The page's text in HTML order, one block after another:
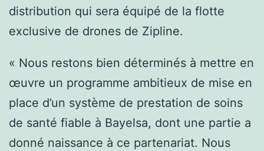
distribution qui sera équipé de la flotte
exclusive de drones de Zipline.
« Nous restons bien déterminés à mettre en
œuvre un programme ambitieux de mise en
place d’un système de prestation de soins
de santé fiable à Bayelsa, dont une partie a
donné naissance à ce partenariat. Nous